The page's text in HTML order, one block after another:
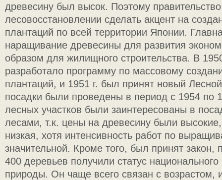
древесину был высок. Поэтому
лесовосстановлении сделать акцент на
плантаций по всей территории Японии.
наращивание древесины для развития
образом для жилищного строительства. В
разработало программу по массовому
плантаций, и 1951 г. был принят новый
посадки были проведены в период с 1954 по
лесных участков были заинтересованы в
лесами, т.к. цены на древесину были
низкая, хотя интенсивность работ по
значительной. Кроме того, был принят закон,
400 деревьев получили статус
природы. Он чаще всего связан с возрастом,